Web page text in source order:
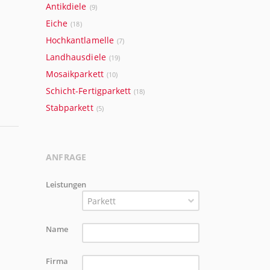
Antikdiele (9)
Eiche (18)
Hochkantlamelle (7)
Landhausdiele (19)
Mosaikparkett (10)
Schicht-Fertigparkett (18)
Stabparkett (5)
ANFRAGE
Leistungen
Parkett
Name
Firma